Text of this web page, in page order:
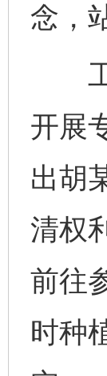
念，
工
开展
出胡
清权
前往
时种